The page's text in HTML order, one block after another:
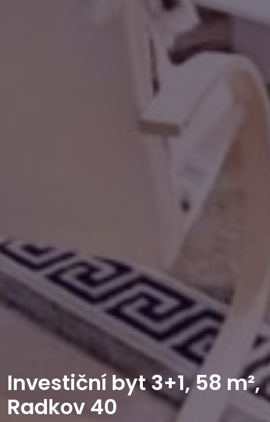
Investiční byt 3+1, 58 m²,
Radkov 40